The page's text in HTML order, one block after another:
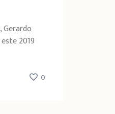
Gerardo
2019
0